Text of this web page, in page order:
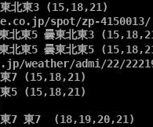
北東3 (15,18,21)
spot/zp-4150013/
北東5 曇東北東3
北東5 曇東北東5
weather/admi/22/
7 (15,18,21)
5 (15,18,21)
7 東7  (18,19,20,21)